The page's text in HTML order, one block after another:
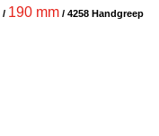
/ 190 mm / 4258 Handgreep